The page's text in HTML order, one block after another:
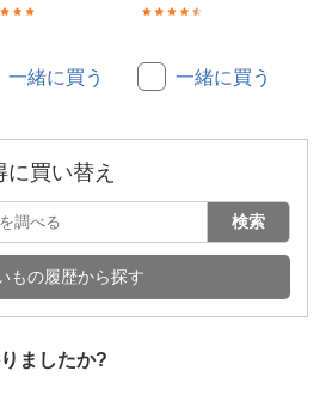
一緒に買う 一緒に買う
買い替え
検索
もの履歴から探す
ましたか?